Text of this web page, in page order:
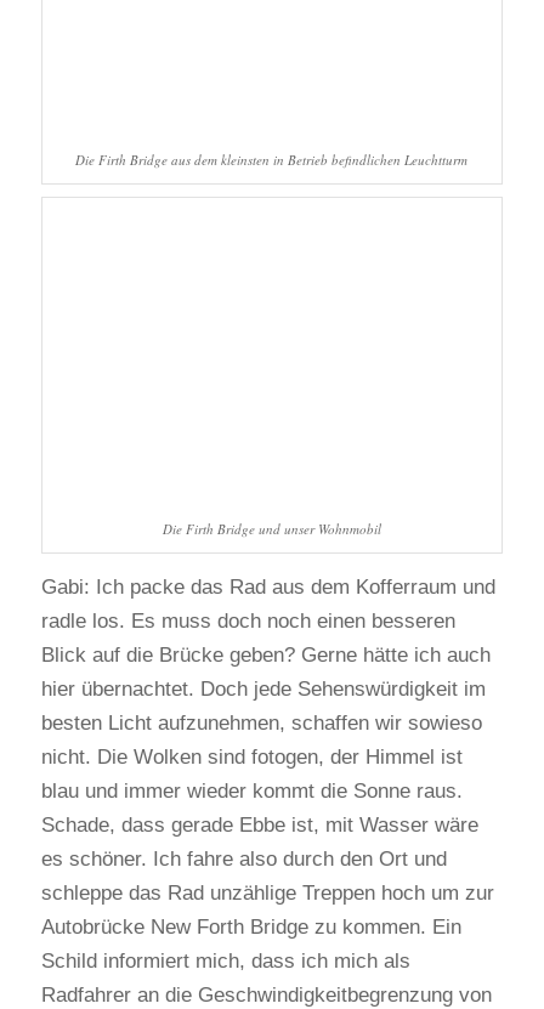
Die Firth Bridge aus dem kleinsten in Betrieb befindlichen Leuchtturm
Die Firth Bridge und unser Wohnmobil
Gabi: Ich packe das Rad aus dem Kofferraum und
radle los. Es muss doch noch einen besseren
Blick auf die Brücke geben? Gerne hätte ich auch
hier übernachtet. Doch jede Sehenswürdigkeit im
besten Licht aufzunehmen, schaffen wir sowieso
nicht. Die Wolken sind fotogen, der Himmel ist
blau und immer wieder kommt die Sonne raus.
Schade, dass gerade Ebbe ist, mit Wasser wäre
es schöner. Ich fahre also durch den Ort und
schleppe das Rad unzählige Treppen hoch um zur
Autobrücke New Forth Bridge zu kommen. Ein
Schild informiert mich, dass ich mich als
Radfahrer an die Geschwindigkeitbegrenzung von